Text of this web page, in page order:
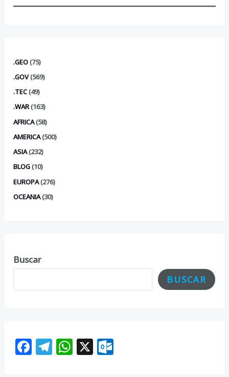
.GEO(75)
.GOV(569)
.TEC(49)
.WAR(163)
AFRICA(58)
AMERICA(500)
ASIA(232)
BLOG(10)
EUROPA(276)
OCEANIA(30)
Buscar
BUSCAR
F T W X